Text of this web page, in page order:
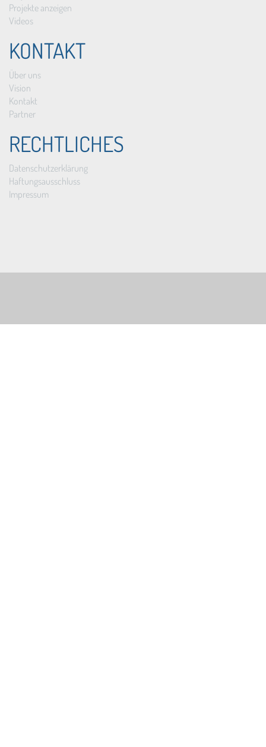
Projekte anzeigen
Videos
KONTAKT
Über uns
Vision
Kontakt
Partner
RECHTLICHES
Datenschutzerklärung
Haftungsausschluss
Impressum